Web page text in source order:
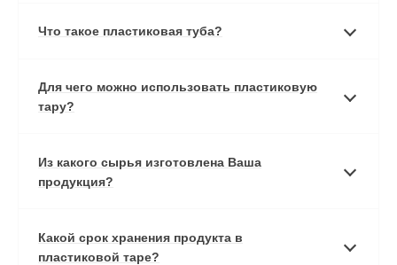
Что такое пластиковая туба?
Для чего можно использовать пластиковую
тару?
Из какого сырья изготовлена Ваша
продукция?
Какой срок хранения продукта в
пластиковой таре?